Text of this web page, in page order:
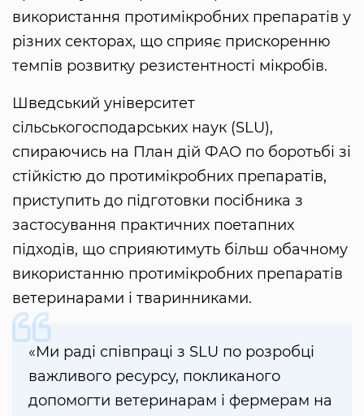
використання протимікробних препаратів у
різних секторах, що сприяє прискоренню
темпів розвитку резистентності мікробів.
Шведський університет
сільськогосподарських наук (SLU),
спираючись на План дій ФАО по боротьбі зі
стійкістю до протимікробних препаратів,
приступить до підготовки посібника з
застосування практичних поетапних
підходів, що сприяютимуть більш обачному
використанню протимікробних препаратів
ветеринарами і тваринниками.
«Ми раді співпраці з SLU по розробці
важливого ресурсу, покликаного
допомогти ветеринарам і фермерам на